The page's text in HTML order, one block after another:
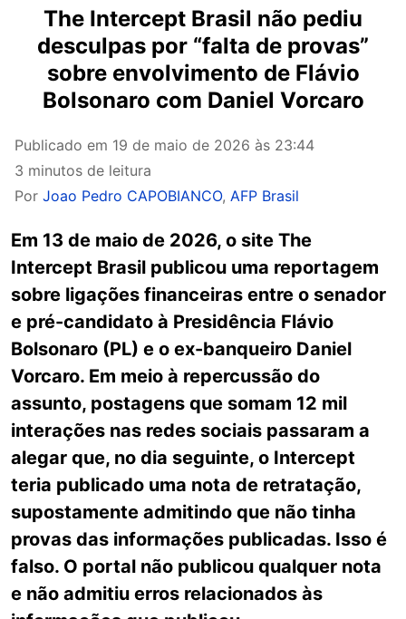
The Intercept Brasil não pediu
desculpas por “falta de provas”
sobre envolvimento de Flávio
Bolsonaro com Daniel Vorcaro
Publicado em 19 de maio de 2026 às 23:44
3 minutos de leitura
Por Joao Pedro CAPOBIANCO, AFP Brasil
Em 13 de maio de 2026, o site The
Intercept Brasil publicou uma reportagem
sobre ligações financeiras entre o senador
e pré-candidato à Presidência Flávio
Bolsonaro (PL) e o ex-banqueiro Daniel
Vorcaro. Em meio à repercussão do
assunto, postagens que somam 12 mil
interações nas redes sociais passaram a
alegar que, no dia seguinte, o Intercept
teria publicado uma nota de retratação,
supostamente admitindo que não tinha
provas das informações publicadas. Isso é
falso. O portal não publicou qualquer nota
e não admitiu erros relacionados às